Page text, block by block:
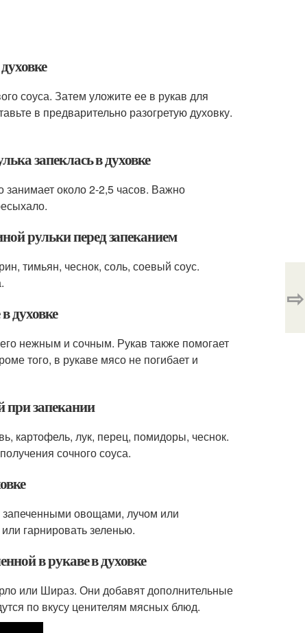
соуса. Затем уложите ее в рукав для
в предварительно разогретую духовку.
запеклась в духовке
занимает около 2-2,5 часов. Важно
рульки перед запеканием
тимьян, чеснок, соль, соевый соус.
духовке
нежным и сочным. Рукав также помогает
того, в рукаве мясо не погибает и
при запекании
картофель, лук, перец, помидоры, чеснок.
сочного соуса.
запеченными овощами, лучом или
гарнировать зеленью.
в рукаве в духовке
или Шираз. Они добавят дополнительные
по вкусу ценителям мясных блюд.
⇨